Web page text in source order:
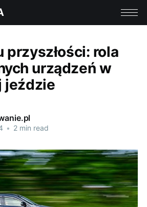
przyszłości: rola
urządzeń w
jeździe
• 2 min read